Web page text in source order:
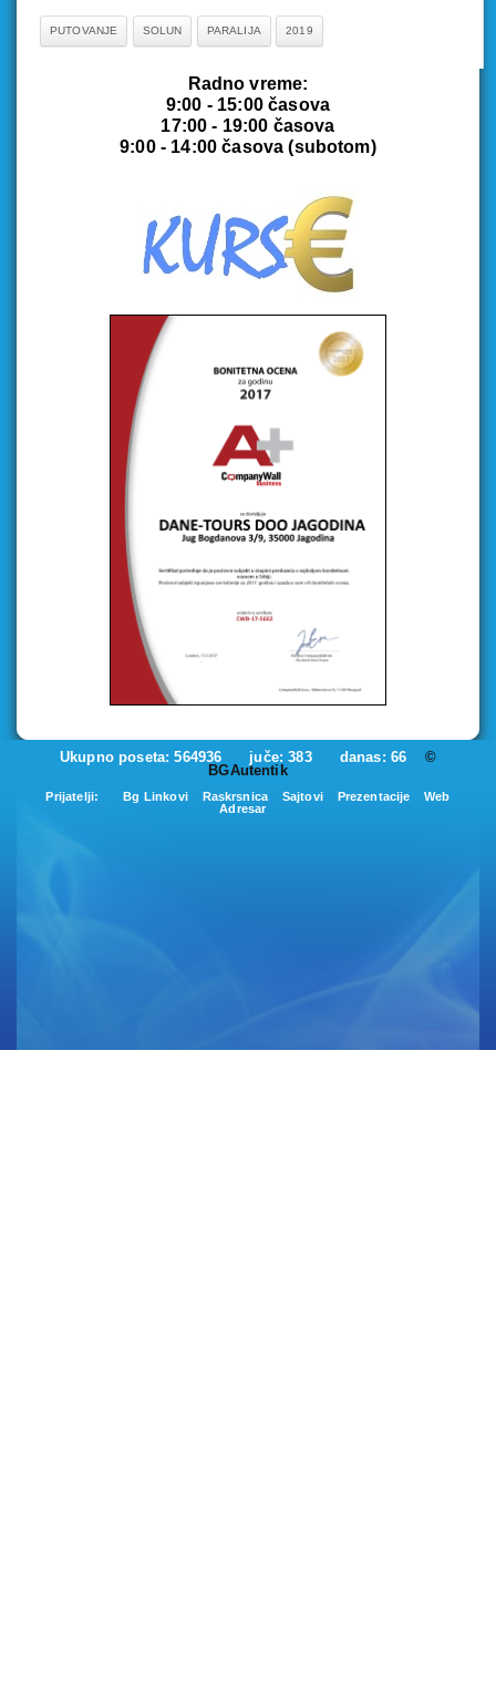
PUTOVANJE SOLUN PARALIJA 2019
Radno vreme:
9:00 - 15:00 časova
17:00 - 19:00 časova
9:00 - 14:00 časova (subotom)
Ukupno poseta: 564936 juče: 383 danas: 66 ©
BGAutentik
Prijatelji:Bg Linkovi Raskrsnica Sajtovi Prezentacije
Web
Adresar